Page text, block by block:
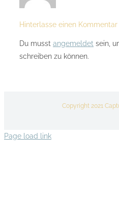
Hinterlasse einen Kommentar
Du musst angemeldet sein,
schreiben zu können.
Copyright 2021
Page load link